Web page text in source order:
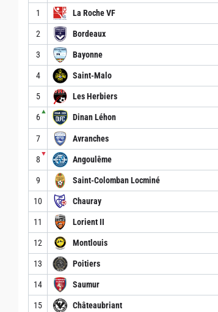
1 La Roche VF
2 Bordeaux
3 Bayonne
4 Saint-Malo
5 Les Herbiers
6
▲
Dinan Léhon
7 Avranches
8
▼
Angoulême
9 Saint-Colomban Locminé
10 Chauray
11 Lorient II
12 Montlouis
13 Poitiers
14 Saumur
15 Châteaubriant